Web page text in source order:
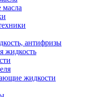
антифризы
жидкость
жидкости